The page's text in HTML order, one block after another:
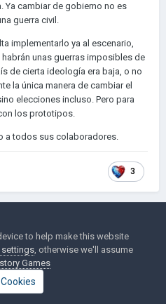
Ya cambiar de gobierno no es
guerra civil.
implementarlo ya al escenario,
unas guerras imposibles de
de cierta ideología era baja, o no
la única manera de cambiar el
elecciones incluso. Pero para
los prototipos.
a todos sus colaboradores.
3
PostedJuly 31,
to help make this website
settings , otherwise we'll assume
Games